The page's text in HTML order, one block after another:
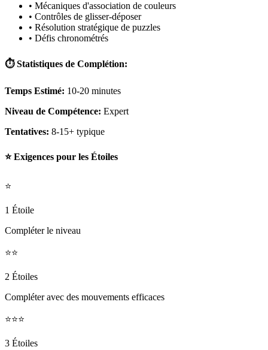
• Mécaniques d'association de couleurs
• Contrôles de glisser-déposer
• Résolution stratégique de puzzles
• Défis chronométrés
⏱️ Statistiques de Complétion:
Temps Estimé: 10-20 minutes
Niveau de Compétence: Expert
Tentatives: 8-15+ typique
⭐ Exigences pour les Étoiles
⭐
1 Étoile
Compléter le niveau
⭐⭐
2 Étoiles
Compléter avec des mouvements efficaces
⭐⭐⭐
3 Étoiles